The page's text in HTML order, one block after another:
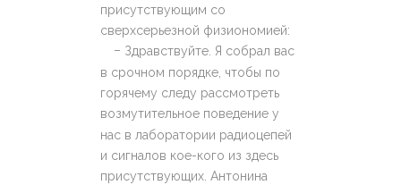
присутствующим со
сверхсерьезной физиономией:
– Здравствуйте. Я собрал вас
в срочном порядке, чтобы по
горячему следу рассмотреть
возмутительное поведение у
нас в лаборатории радиоцепей
и сигналов кое-кого из здесь
присутствующих. Антонина